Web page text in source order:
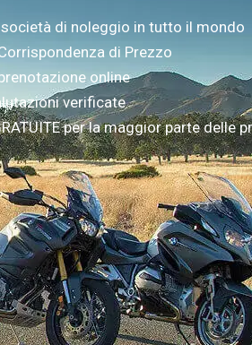
di noleggio in tutto il mondo
di Prezzo
online
verificate
per la maggior parte delle